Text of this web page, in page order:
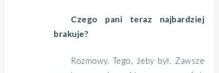
Czego pani teraz najbardziej
brakuje?
Rozmowy. Tego, żeby był. Zawsze